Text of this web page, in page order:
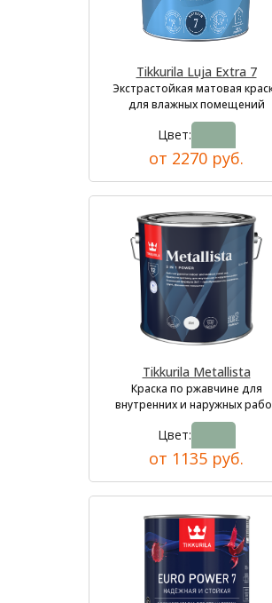
Tikkurila Luja Extra 7
Экстрастойкая матовая
для влажных помещений
Цвет:
от 2270 руб.
Tikkurila Metallista
Краска по ржавчине для
внутренних и наружных
Цвет:
от 1135 руб.